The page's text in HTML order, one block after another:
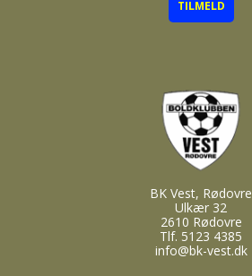
BK Vest, Rødovre
Ulkær 32
2610 Rødovre
Tlf. 5123 4385
info@bk-vest.dk